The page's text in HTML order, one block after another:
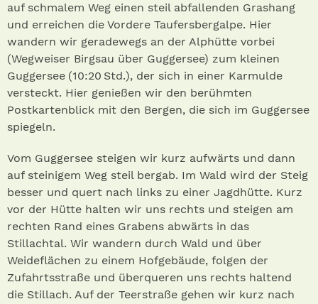
auf schmalem Weg einen steil abfallenden Grashang
und erreichen die Vordere Taufersbergalpe. Hier
wandern wir geradewegs an der Alphütte vorbei
(Wegweiser Birgsau über Guggersee) zum kleinen
Guggersee (10:20 Std.) , der sich in einer Karmulde
versteckt. Hier genießen wir den berühmten
Postkartenblick mit den Bergen, die sich im Guggersee
spiegeln.
Vom Guggersee steigen wir kurz aufwärts und dann
auf steinigem Weg steil bergab. Im Wald wird der Steig
besser und quert nach links zu einer Jagdhütte. Kurz
vor der Hütte halten wir uns rechts und steigen am
rechten Rand eines Grabens abwärts in das
Stillachtal. Wir wandern durch Wald und über
Weideflächen zu einem Hofgebäude, folgen der
Zufahrtsstraße und überqueren uns rechts haltend
die Stillach. Auf der Teerstraße gehen wir kurz nach